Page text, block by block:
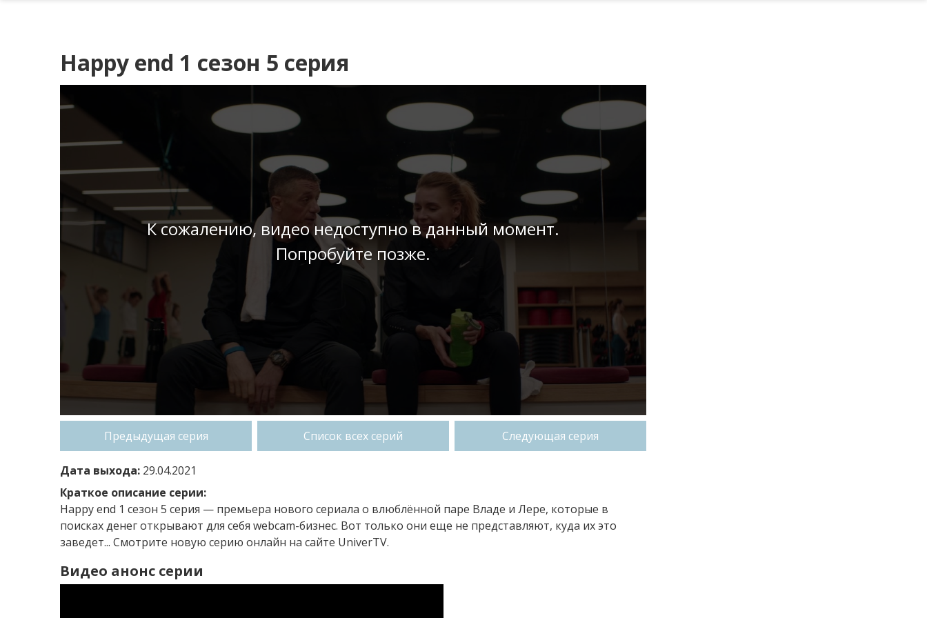
Happy end 1 сезон 5 серия
К сожалению, видео недоступно в данный момент.
Попробуйте позже.
Предыдущая серия Список всех серий Следующая серия
Дата выхода: 29.04.2021
Краткое описание серии:
Happy end 1 сезон 5 серия — премьера нового сериала о влюблённой паре Владе и Лере, которые в
поисках денег открывают для себя webcam-бизнес. Вот только они еще не представляют, куда их это
заведет... Смотрите новую серию онлайн на сайте UniverTV.
Видео анонс серии